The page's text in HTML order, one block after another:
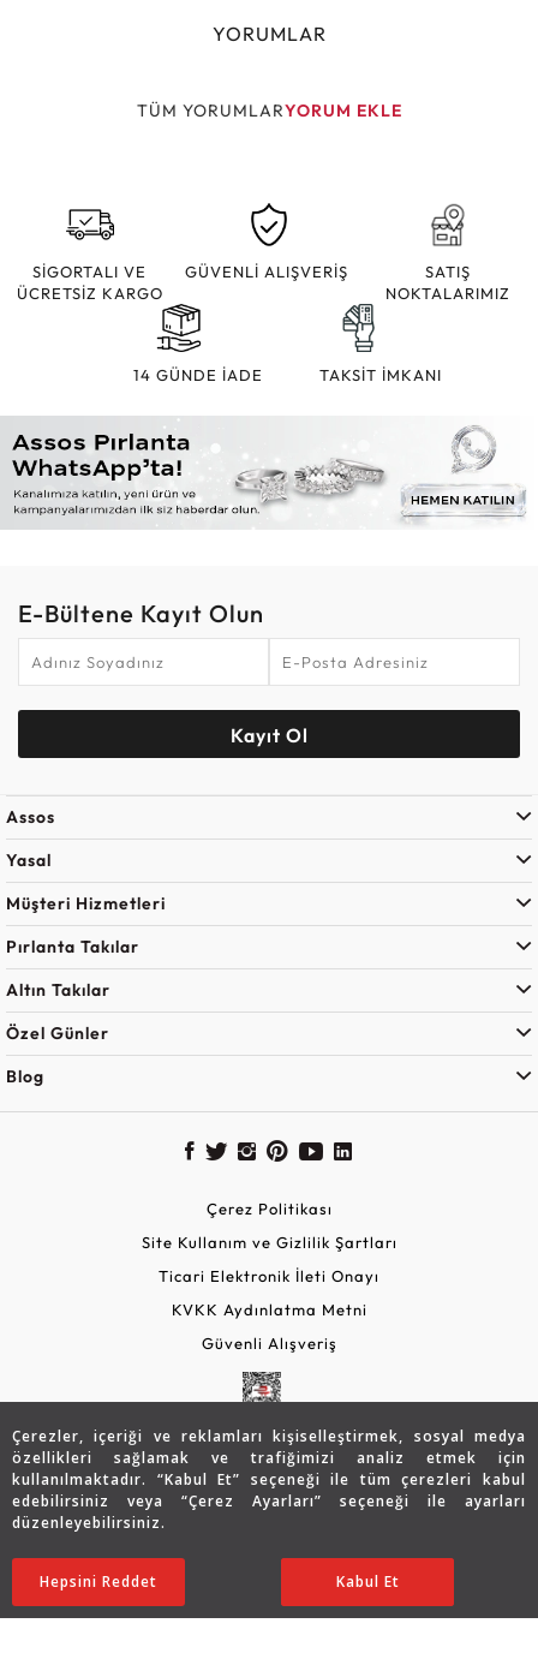
Çerezler, içeriği ve reklamları kişiselleştirmek, sosyal medya
özellikleri sağlamak ve trafiğimizi analiz etmek için
kullanılmaktadır. “Kabul Et” seçeneği ile tüm çerezleri kabul
edebilirsiniz veya “Çerez Ayarları” seçeneği ile ayarları
düzenleyebilirsiniz.
Ayarları Düzenle
Hepsini Reddet Kabul Et
36.309 TL
29.047 TL
24.690 TL SATIN ALIN
YORUMLAR
TÜM YORUMLARYORUM EKLE
SİGORTALI VE
ÜCRETSİZ KARGO
GÜVENLİ ALIŞVERİŞ
SATIŞ
NOKTALARIMIZ
14 GÜNDE İADE TAKSİT İMKANI
E-Bültene Kayıt Olun
Kayıt Ol
Assos
Yasal
Müşteri Hizmetleri
Pırlanta Takılar
Altın Takılar
Özel Günler
Blog
Çerez Politikası
Site Kullanım ve Gizlilik Şartları
Ticari Elektronik İleti Onayı
KVKK Aydınlatma Metni
Güvenli Alışveriş
Copyright © 2026 Assos Pırlanta - Bu sitenin tüm hakları